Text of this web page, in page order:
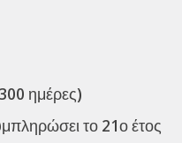
ημέρες)
το 21ο έτος